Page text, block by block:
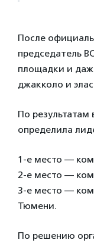
После
председатель
площадки и
джакколо и
По результатам
определила
1-е место —
2-е место —
3-е место —
Тюмени.
По решению